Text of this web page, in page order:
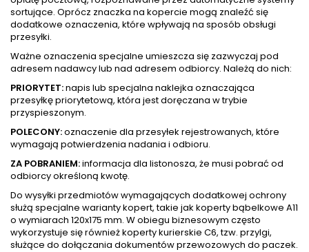
sortujące. Oprócz znaczka na kopercie mogą znaleźć się
dodatkowe oznaczenia, które wpływają na sposób obsługi
przesyłki.
Ważne oznaczenia specjalne umieszcza się zazwyczaj pod
adresem nadawcy lub nad adresem odbiorcy. Należą do nich:
PRIORYTET:napis lub specjalna naklejka oznaczająca
przesyłkę priorytetową, która jest doręczana w trybie
przyspieszonym.
POLECONY:oznaczenie dla przesyłek rejestrowanych, które
wymagają potwierdzenia nadania i odbioru.
ZA POBRANIEM:informacja dla listonosza, że musi pobrać od
odbiorcy określoną kwotę.
Do wysyłki przedmiotów wymagających dodatkowej ochrony
służą specjalne warianty kopert, takie jak koperty bąbelkowe A11
o wymiarach 120x175 mm. W obiegu biznesowym często
wykorzystuje się również koperty kurierskie C6, tzw. przylgi,
służące do dołączania dokumentów przewozowych do paczek.